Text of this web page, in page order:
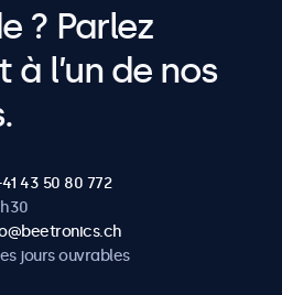
? Parlez
l’un de nos
43 50 80 772
jours ouvrables